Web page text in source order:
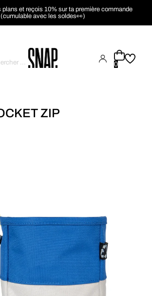
plans et reçois 10% sur ta première commande
(cumulable avec les soldes👀)
0
ZIP